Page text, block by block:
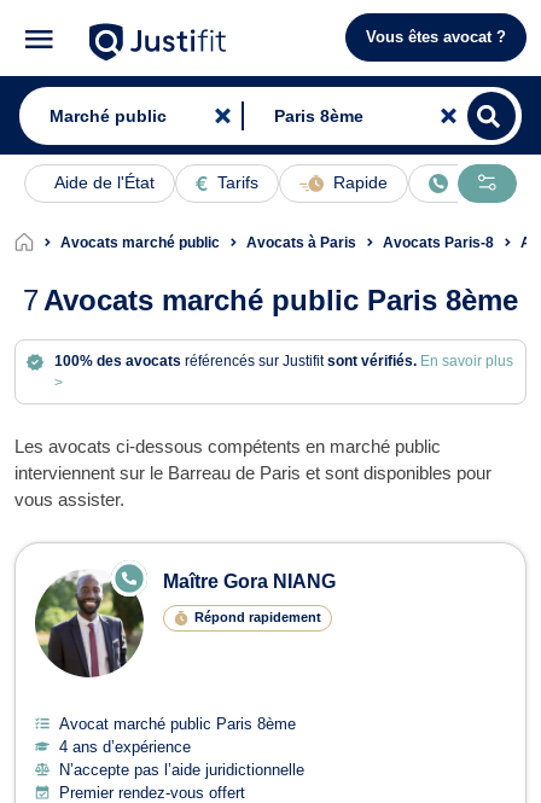
Vous êtes avocat ?
Aide de l'État Tarifs Rapide En ligne
Avocats marché public Avocats à Paris Avocats Paris-8
7Avocats marché public Paris 8ème
100% des avocats référencés sur Justifitsont vérifiés. En savoir plus
>
Les avocats ci-dessous compétents en marché public
interviennent sur le Barreau de Paris et sont disponibles pour
vous assister.
Avocats en marché public à Paris
Maître Gora NIANG
Répond rapidement
E
N
N
E
Avocat marché public Paris 8ème
4 ans d’expérience
N’accepte pas l’aide juridictionnelle
Premier rendez-vous offert